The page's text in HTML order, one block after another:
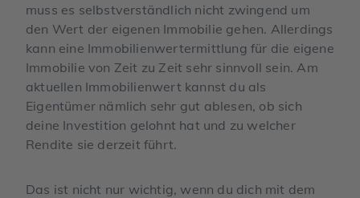
muss es selbstverständlich nicht zwingend um
den Wert der eigenen Immobilie gehen. Allerdings
kann eine Immobilienwertermittlung für die eigene
Immobilie von Zeit zu Zeit sehr sinnvoll sein. Am
aktuellen Immobilienwert kannst du als
Eigentümer nämlich sehr gut ablesen, ob sich
deine Investition gelohnt hat und zu welcher
Rendite sie derzeit führt.
Das ist nicht nur wichtig, wenn du dich mit dem